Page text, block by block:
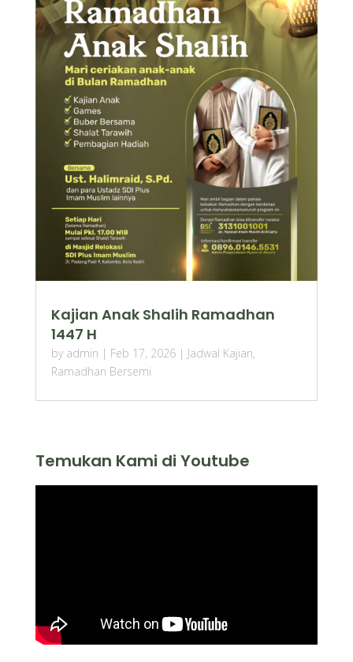
Kajian Anak Shalih Ramadhan
1447 H
by admin | Feb 17, 2026| Jadwal Kajian,
Ramadhan Bersemi
Temukan Kami di Youtube